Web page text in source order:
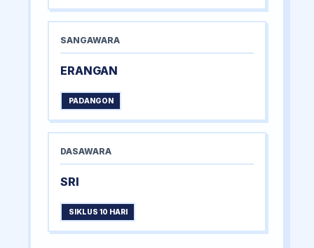
SANGAWARA
ERANGAN
PADANGON
DASAWARA
SRI
SIKLUS 10 HARI